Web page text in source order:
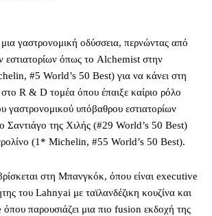
γαστρονομική οδύσσεια, περνώντας από
εστιατορίων όπως το Alchemist στην
#5 World’s 50 Best) για να κάνει στη
R & D τομέα όπου έπαιξε καίριο ρόλο
γαστρονομικού υπόβαθρου εστιατορίων
Σαντιάγο της Χιλής (#29 World’s 50 Best)
(1* Michelin, #55 World’s 50 Best).
στη Μπανγκόκ, όπου είναι executive
του Lahnyai με ταϊλανδέζικη κουζίνα και
όπου παρουσιάζει μια πιο fusion εκδοχή της